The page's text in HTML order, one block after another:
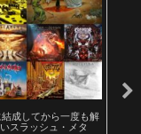
邪悪なスラッシュ・メ
みよう